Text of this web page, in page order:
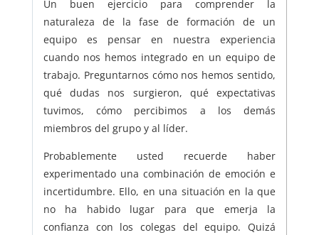
Un buen ejercicio para comprender la
naturaleza de la fase de formación de un
equipo es pensar en nuestra experiencia
cuando nos hemos integrado en un equipo de
trabajo. Preguntarnos cómo nos hemos sentido,
qué dudas nos surgieron, qué expectativas
tuvimos, cómo percibimos a los demás
miembros del grupo y al líder.
Probablemente usted recuerde haber
experimentado una combinación de emoción e
incertidumbre. Ello, en una situación en la que
no ha habido lugar para que emerja la
confianza con los colegas del equipo. Quizá